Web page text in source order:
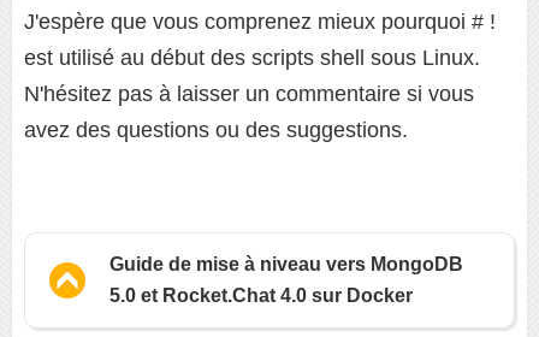
J'espère que vous comprenez mieux pourquoi # !
est utilisé au début des scripts shell sous Linux.
N'hésitez pas à laisser un commentaire si vous
avez des questions ou des suggestions.
Guide de mise à niveau vers MongoDB
5.0 et Rocket.Chat 4.0 sur Docker